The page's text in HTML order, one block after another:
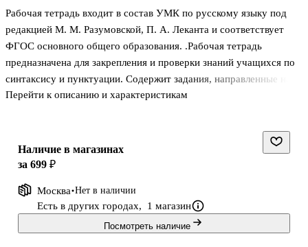
Рабочая тетрадь входит в состав УМК по русскому языку под
редакцией М. М. Разумовской, П. А. Леканта и соответствует
ФГОС основного общего образования. .Рабочая тетрадь
предназначена для закрепления и проверки знаний учащихся по
синтаксису и пунктуации. Содержит задания, направленные на
совершенствование умений осмысливать и понимать чужое
общения и в соответствии с нормами литературного языка.
Перейти к описанию и характеристикам
Наличие в магазинах
за 699 ₽
Москва Нет в наличии
Есть в других городах, 1 магазин
Посмотреть наличие